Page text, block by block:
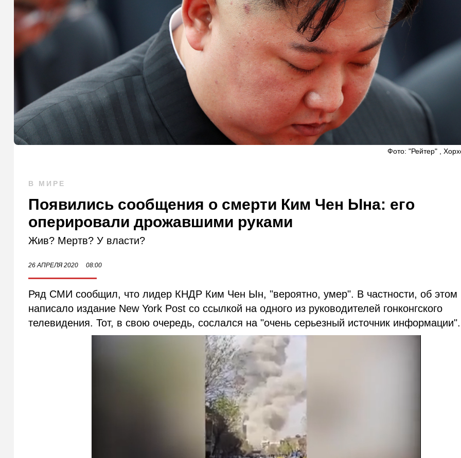
Фото: "Рейтер" ,
В МИРЕ
Появились сообщения о смерти Ким Чен Ына: его
оперировали дрожавшими руками
Жив? Мертв? У власти?
26 АПРЕЛЯ 2020 08:00
Ряд СМИ сообщил, что лидер КНДР Ким Чен Ын, "вероятно, умер". В частности, об этом
написало издание New York Post со ссылкой на одного из руководителей гонконгского
телевидения. Тот, в свою очередь, сослался на "очень серьезный источник информации".